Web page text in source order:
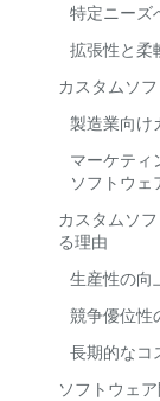
特定ニーズ
拡張性と柔
カスタムソ
製造業向け
マーケティ
ソフトウェ
カスタムソ
る理由
生産性の向
競争優位性
長期的なコ
ソフトウェ